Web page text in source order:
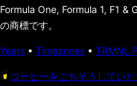
Formula One, Formula 1, F1 &
の商標です。
Years • Timezones • TRMNL
コーヒーをごちそうしてい